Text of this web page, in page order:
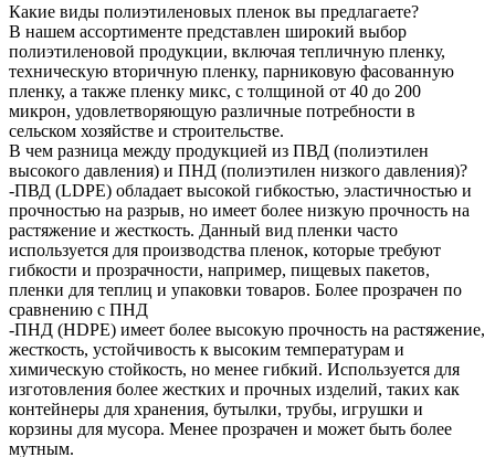
Какие виды полиэтиленовых пленок вы предлагаете?
В нашем ассортименте представлен широкий выбор
полиэтиленовой продукции, включая тепличную пленку,
техническую вторичную пленку, парниковую фасованную
пленку, а также пленку микс, с толщиной от 40 до 200
микрон, удовлетворяющую различные потребности в
сельском хозяйстве и строительстве.
В чем разница между продукцией из ПВД (полиэтилен
высокого давления) и ПНД (полиэтилен низкого давления)?
-ПВД (LDPE) обладает высокой гибкостью, эластичностью и
прочностью на разрыв, но имеет более низкую прочность на
растяжение и жесткость. Данный вид пленки часто
используется для производства пленок, которые требуют
гибкости и прозрачности, например, пищевых пакетов,
пленки для теплиц и упаковки товаров. Более прозрачен по
сравнению с ПНД
-ПНД (HDPE) имеет более высокую прочность на растяжение,
жесткость, устойчивость к высоким температурам и
химическую стойкость, но менее гибкий. Используется для
изготовления более жестких и прочных изделий, таких как
контейнеры для хранения, бутылки, трубы, игрушки и
корзины для мусора. Менее прозрачен и может быть более
мутным.